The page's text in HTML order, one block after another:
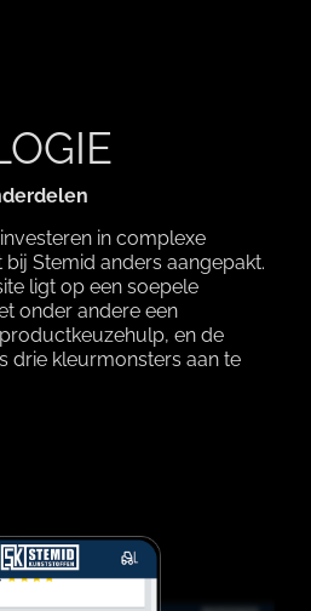
in complexe
bij Stemid anders aangepakt.
ligt op een soepele
onder andere een
en de
drie kleurmonsters aan te